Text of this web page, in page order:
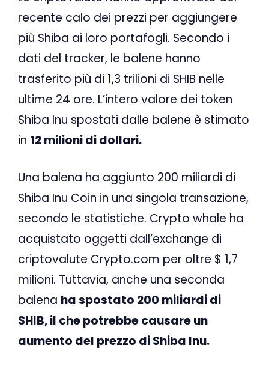
recente calo dei prezzi per aggiungere
più Shiba ai loro portafogli. Secondo i
dati del tracker, le balene hanno
trasferito più di 1,3 trilioni di SHIB nelle
ultime 24 ore. L’intero valore dei token
Shiba Inu spostati dalle balene è stimato
in 12 milioni di dollari.
Una balena ha aggiunto 200 miliardi di
Shiba Inu Coin in una singola transazione,
secondo le statistiche. Crypto whale ha
acquistato oggetti dall’exchange di
criptovalute Crypto.com per oltre $ 1,7
milioni. Tuttavia, anche una seconda
balena ha spostato 200 miliardi di
SHIB, il che potrebbe causare un
aumento del prezzo di Shiba Inu.